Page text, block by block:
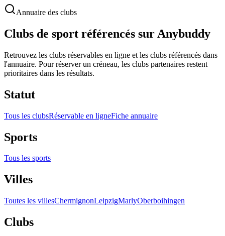
Annuaire des clubs
Clubs de sport référencés sur Anybuddy
Retrouvez les clubs réservables en ligne et les clubs référencés dans
l'annuaire. Pour réserver un créneau, les clubs partenaires restent
prioritaires dans les résultats.
Statut
Tous les clubsRéservable en ligneFiche annuaire
Sports
Tous les sports
Villes
Toutes les villesChermignonLeipzigMarlyOberboihingen
Clubs